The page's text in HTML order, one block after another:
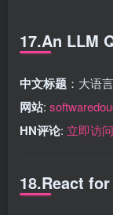
17.An LLM
中文标题 ：大语
网站:
HN评论: 立即访问
18.React